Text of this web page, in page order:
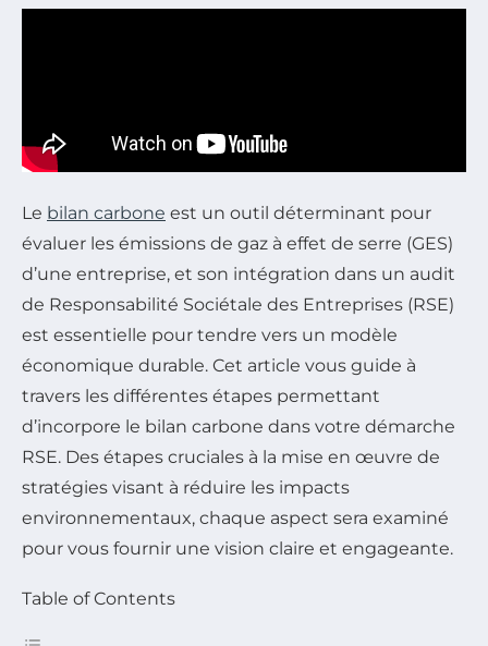
Le bilan carbone est un outil déterminant pour
évaluer les émissions de gaz à effet de serre (GES)
d’une entreprise, et son intégration dans un audit
de Responsabilité Sociétale des Entreprises (RSE)
est essentielle pour tendre vers un modèle
économique durable. Cet article vous guide à
travers les différentes étapes permettant
d’incorpore le bilan carbone dans votre démarche
RSE. Des étapes cruciales à la mise en œuvre de
stratégies visant à réduire les impacts
environnementaux, chaque aspect sera examiné
pour vous fournir une vision claire et engageante.
Table of Contents